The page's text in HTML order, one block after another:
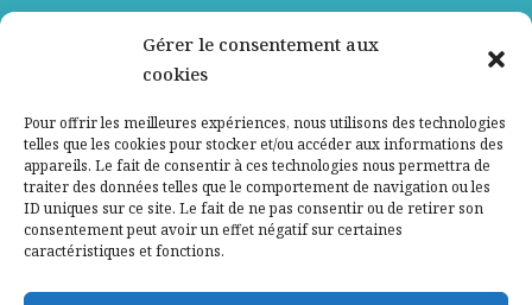
Gérer le consentement aux
cookies
Pour offrir les meilleures expériences, nous utilisons des technologies
telles que les cookies pour stocker et/ou accéder aux informations des
appareils. Le fait de consentir à ces technologies nous permettra de
traiter des données telles que le comportement de navigation ou les
ID uniques sur ce site. Le fait de ne pas consentir ou de retirer son
consentement peut avoir un effet négatif sur certaines
caractéristiques et fonctions.
Nos partenaires
Contactez-nous
Mentions légales